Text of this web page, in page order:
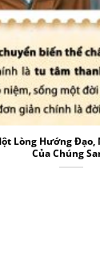
Lòng Hướng
Của Chúng